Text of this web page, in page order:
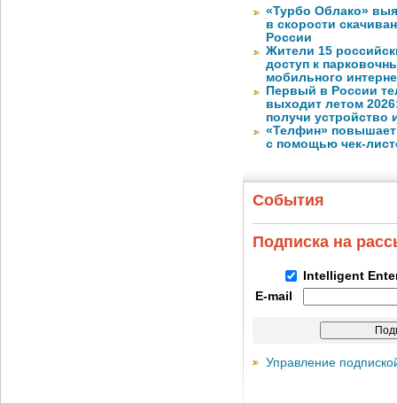
«Турбо Облако»
в скорости
России
Жители 15
доступ к
мобильного
Первый в России
выходит летом
получи устройство
«Телфин» повышает
с помощью чек-
События
Подписка на
Intelligent
E-mail
Управление